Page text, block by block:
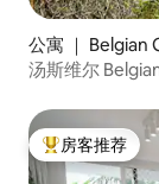
公寓 ｜ Belgian
汤斯维尔
热门「房客推荐
房客推荐